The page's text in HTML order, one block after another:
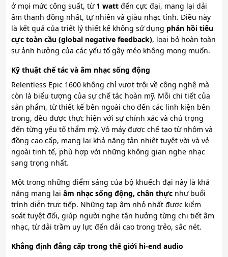
ở mọi mức công suất, từ 1 watt đến cực đại, mang lại dải
âm thanh đồng nhất, tự nhiên và giàu nhạc tính. Điều này
là kết quả của triết lý thiết kế không sử dụng phản hồi tiêu
cực toàn cầu (global negative feedback), loại bỏ hoàn toàn
sự ảnh hưởng của các yếu tố gây méo không mong muốn.
Kỹ thuật chế tác và âm nhạc sống động
Relentless Epic 1600 không chỉ vượt trội về công nghệ mà
còn là biểu tượng của sự chế tác hoàn mỹ. Mỗi chi tiết của
sản phẩm, từ thiết kế bên ngoài cho đến các linh kiện bên
trong, đều được thực hiện với sự chính xác và chú trọng
đến từng yếu tố thẩm mỹ. Vỏ máy được chế tạo từ nhôm và
đồng cao cấp, mang lại khả năng tản nhiệt tuyệt vời và vẻ
ngoài tinh tế, phù hợp với những không gian nghe nhạc
sang trọng nhất.
Một trong những điểm sáng của bộ khuếch đại này là khả
năng mang lại âm nhạc sống động, chân thực như buổi
trình diễn trực tiếp. Những tạp âm nhỏ nhất được kiểm
soát tuyệt đối, giúp người nghe tận hưởng từng chi tiết âm
nhạc, từ dải trầm uy lực đến dải cao trong trẻo, sắc nét.
Khẳng định đẳng cấp trong thế giới hi-end audio